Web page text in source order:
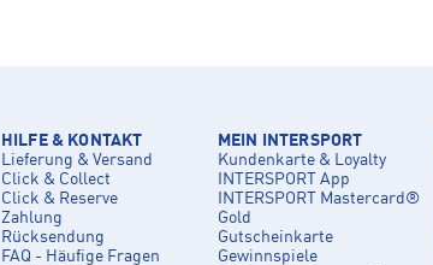
HILFE & KONTAKT
Lieferung & Versand
Click & Collect
Click & Reserve
Zahlung
Rücksendung
FAQ - Häufige Fragen
MEIN INTERSPORT
Kundenkarte & Loyalty
INTERSPORT App
INTERSPORT Mastercard®
Gold
Gutscheinkarte
Gewinnspiele